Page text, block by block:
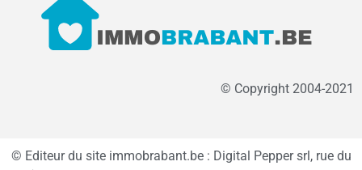
© Copyright 2004-2021
© Editeur du site immobrabant.be : Digital Pepper srl, rue du